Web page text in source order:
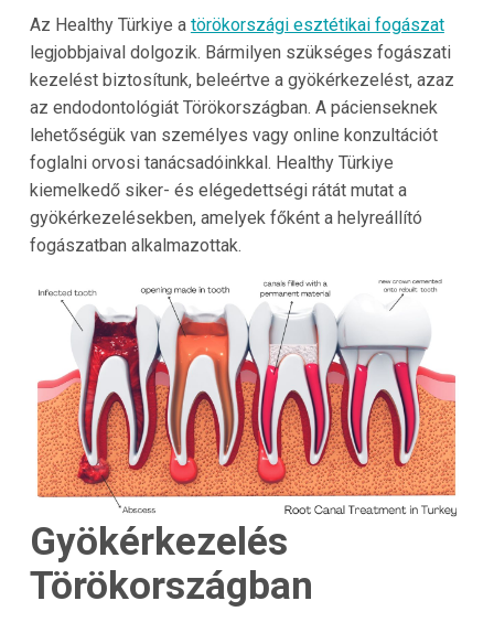
Az Healthy Türkiye a törökországi esztétikai fogászat
legjobbjaival dolgozik. Bármilyen szükséges fogászati
kezelést biztosítunk, beleértve a gyökérkezelést, azaz
az endodontológiát Törökországban. A pácienseknek
lehetőségük van személyes vagy online konzultációt
foglalni orvosi tanácsadóinkkal. Healthy Türkiye
kiemelkedő siker- és elégedettségi rátát mutat a
gyökérkezelésekben, amelyek főként a helyreállító
fogászatban alkalmazottak.
Gyökérkezelés
Törökországban